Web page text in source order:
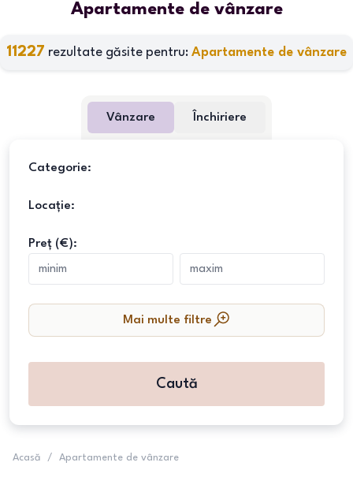
Apartamente de vânzare
11227 rezultate găsite pentru: Apartamente de vânzare
Vânzare Închiriere
Categorie:
Locație:
Preț (€):
Mai multe filtre
Caută
Acasă / Apartamente de vânzare